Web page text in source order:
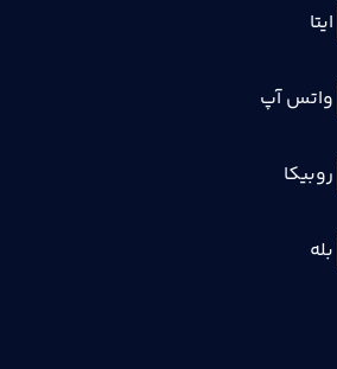
ایتا
واتس آپ
روبیکا
بله